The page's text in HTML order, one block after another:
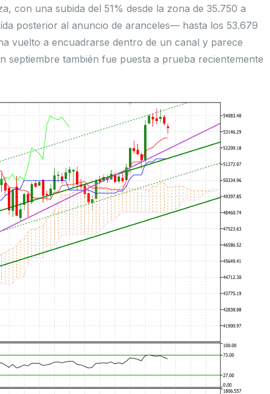
con una subida del 51% desde la zona de 35.750 a
posterior al anuncio de aranceles— hasta los 53.679
vuelto a encuadrarse dentro de un canal y parece
septiembre también fue puesta a prueba recientemente